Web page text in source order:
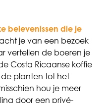
belevenissen die je
je van een bezoek
vertellen de boeren je
Costa Ricaanse koffie
planten tot het
hou je meer
door een privé-